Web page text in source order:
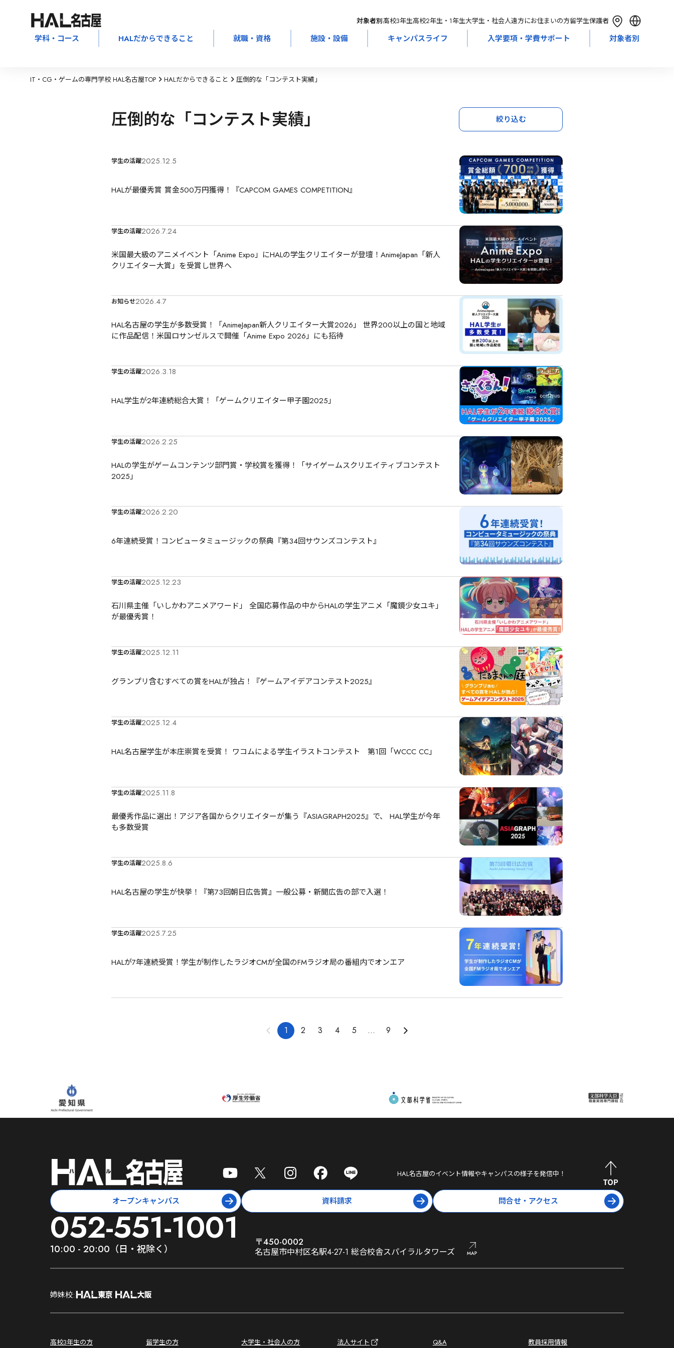
対象者別：高校3年生高校2年生・1年生大学生・社会人遠方にお住まいの方留学生保護者
English
学科・コース HALだからできること 就職・資格 施設・設備 キャンパスライフ 入学要項・学費サポート 対象者別
IT・CG・ゲームの専門学校 HAL名古屋TOP HALだからできること 圧倒的な「コンテスト実績」
圧倒的な「コンテスト実績」 絞り込む
学生の活躍2025.12.5
HALが最優秀賞 賞金500万円獲得！『CAPCOM GAMES COMPETITION』
学生の活躍2026.7.24
米国最大級のアニメイベント「Anime Expo」にHALの学生クリエイターが登壇！AnimeJapan「新人
クリエイター大賞」を受賞し世界へ
お知らせ2026.4.7
HAL名古屋の学生が多数受賞！「AnimeJapan新人クリエイター大賞2026」 世界200以上の国と地域
に作品配信！米国ロサンゼルスで開催「Anime Expo 2026」にも招待
学生の活躍2026.3.18
HAL学生が2年連続総合大賞！「ゲームクリエイター甲子園2025」
学生の活躍2026.2.25
HALの学生がゲームコンテンツ部門賞・学校賞を獲得！「サイゲームスクリエイティブコンテスト
2025」
学生の活躍2026.2.20
6年連続受賞！コンピュータミュージックの祭典『第34回サウンズコンテスト』
学生の活躍2025.12.23
石川県主催「いしかわアニメアワード」 全国応募作品の中からHALの学生アニメ「魔鏡少女ユキ」
が最優秀賞！
学生の活躍2025.12.11
グランプリ含むすべての賞をHALが独占！『ゲームアイデアコンテスト2025』
学生の活躍2025.12.4
HAL名古屋学生が本庄崇賞を受賞！ ワコムによる学生イラストコンテスト　第1回「WCCC CC」
学生の活躍2025.11.8
最優秀作品に選出！アジア各国からクリエイターが集う『ASIAGRAPH2025』で、 HAL学生が今年
も多数受賞
学生の活躍2025.8.6
HAL名古屋の学生が快挙！『第73回朝日広告賞』一般公募・新聞広告の部で入選！
学生の活躍2025.7.25
HALが7年連続受賞！学生が制作したラジオCMが全国のFMラジオ局の番組内でオンエア
1 2 3 4 5 ... 9
HAL名古屋のイベント情報やキャンパスの様子を発信中！
オープンキャンパス 資料請求 問合せ・アクセス
052-551-1001
10:00 - 20:00（日・祝除く）
〒450-0002
名古屋市中村区名駅4-27-1 総合校舎スパイラルタワーズ
;
姉妹校:
;
高校3年生の方 留学生の方 大学生・社会人の方 法人サイト Q&A 教員採用情報